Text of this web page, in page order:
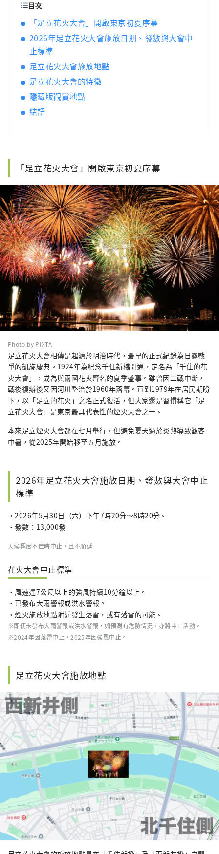
目次
「足立花火大會」開啟東京初夏序幕
2026年足立花火大會施放日期、發數與大會中
止標準
足立花火大會施放地點
足立花火大會的特徵
隱藏版觀賞地點
結語
「足立花火大會」開啟東京初夏序幕
Photo by PIXTA
足立花火大會相傳是起源於明治時代，最早的正式紀錄為日露戰
爭的凱旋慶典。1924年為紀念千住新橋開通，定名為「千住的花
火大會」，成為與兩國花火齊名的夏季盛事。雖曾因二戰中斷，
戰後復辦後又因河川整治於1960年落幕。直到1979年在居民期盼
下，以「足立的花火」之名正式復活，但大家還是習慣稱它「足
立花火大會」是東京最具代表性的煙火大會之一。
本來足立煙火大會都在七月舉行，但避免夏天過於炎熱導致觀客
中暑，從2025年開始移至五月施放。
2026年足立花火大會施放日期、發數與大會中止
標準
・2026年5月30日（六）下午7時20分～8時20分。
・發數：13,000發
天候極度不佳時中止，且不順延
花火大會中止標準
・風速達7公尺以上的強風持續10分鐘以上。
・已發布大雨警報或洪水警報。
・煙火施放地點附近發生落雷，或有落雷的可能。
※即使未發布大雨警報或洪水警報，如預測有危險情況，亦將中止活動。
※2024年因落雷中止，2025年因強風中止。
足立花火大會施放地點